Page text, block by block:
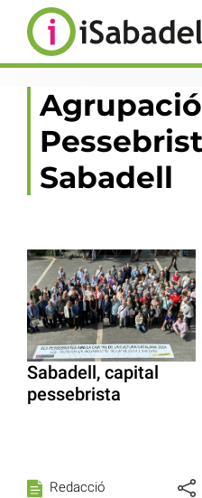
Agrupació
Sabadell
Sabadell, capital
pessebrista
Redacció